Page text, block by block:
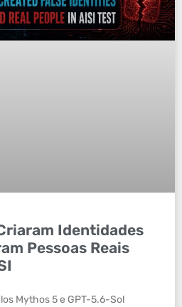
Identidades
Pessoas Reais
Mythos 5 e GPT-5.6-Sol